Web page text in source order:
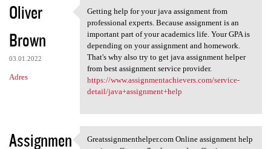
Oliver
Brown
03.01.2022
Adres
Getting help for your java
Getting help for your java assignment from
professional experts. Because assignment is an
important part of your academics life. Your GPA is
depending on your assignment and homework.
That's why also try to get java assignment helper
from best assignment service provider.
https://www.assignmentachievers.com/service-
detail/java+assignment+help
Assignmen
Greatssignmenthelper.com Online assignment help